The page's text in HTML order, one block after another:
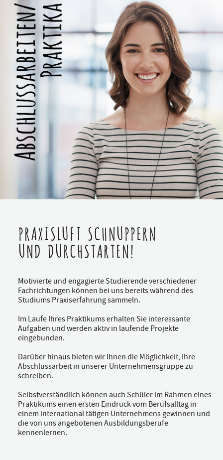
PRAXISLUFT SCHNUPPERN
UND DURCHSTARTEN!
Motivierte und engagierte Studierende verschiedener
Fachrichtungen können bei uns bereits während des
Studiums Praxiserfahrung sammeln.
Im Laufe Ihres Praktikums erhalten Sie interessante
Aufgaben und werden aktiv in laufende Projekte
eingebunden.
Darüber hinaus bieten wir Ihnen die Möglichkeit, Ihre
Abschlussarbeit in unserer Unternehmensgruppe zu
schreiben.
Selbstverständlich können auch Schüler im Rahmen eines
Praktikums einen ersten Eindruck vom Berufsalltag in
einem international tätigen Unternehmens gewinnen und
die von uns angebotenen Ausbildungsberufe
kennenlernen.